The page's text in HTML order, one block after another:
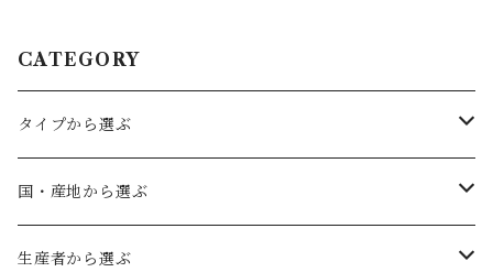
CATEGORY
タイプから選ぶ
赤ワイン
フルボディ
白ワイン
国・産地から選ぶ
ドイツ
生産者から選ぶ